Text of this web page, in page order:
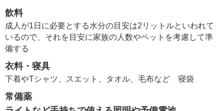
飲料
成人が1日に必要とする水分の目安は2リットルといわれて
いるので、それを目安に家族の人数やペットを考慮して準
備する
衣料・寝具
下着やTシャツ、スエット、タオル、毛布など 寝袋
常備薬